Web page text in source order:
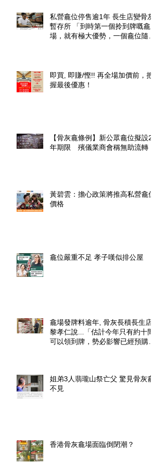
私營龕位停售逾1年 長生店變骨灰
暫存所 「到時第一個拎到牌嘅龕
場，就有極大優勢，一個龕位隨時
即買, 即賺/慳!! 再全場加價前，把
握最後優惠！
【骨灰龕條例】新公眾龕位擬設20
年期限 殯儀業商會稱無助流轉
黃碧雲：擔心政策將推高私營龕位
價格
龕位嚴重不足 孝子嘆似排公屋
龕場發牌料逾年, 骨灰長積長生店.
黎孝仁說...「估計今年只有約十間
可以領到牌，勢必影響已經預購了
姐弟3人翡瓏山祭亡父 驚見骨灰龕
不見
香港骨灰龕場面臨倒閉潮？